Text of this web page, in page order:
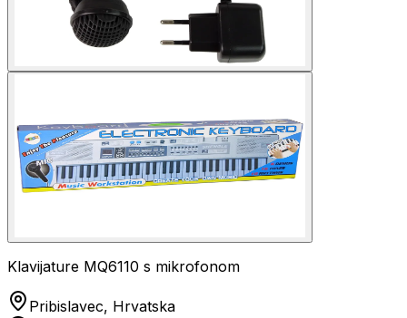
Klavijature MQ6110 s mikrofonom
Pribislavec, Hrvatska